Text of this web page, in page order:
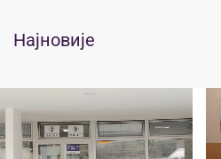
Најновије